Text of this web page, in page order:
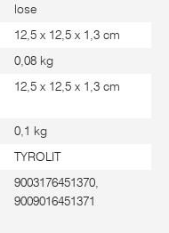
lose
12,5 x 12,5 x 1,3 cm
0,08 kg
12,5 x 12,5 x 1,3 cm
0,1 kg
TYROLIT
9003176451370,
9009016451371